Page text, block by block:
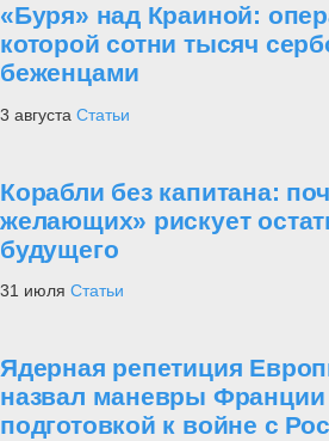
«Буря» над Краиной:
которой сотни тысяч
беженцами
3 августа Статьи
Корабли без капитана:
желающих» рискует
будущего
31 июля Статьи
Ядерная репетиция
назвал маневры
подготовкой к войне с